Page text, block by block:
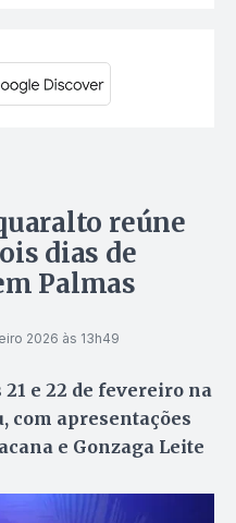
reúne
dias de
Palmas
2026 às 13h49
e 22 de fevereiro na
com apresentações
e Gonzaga Leite